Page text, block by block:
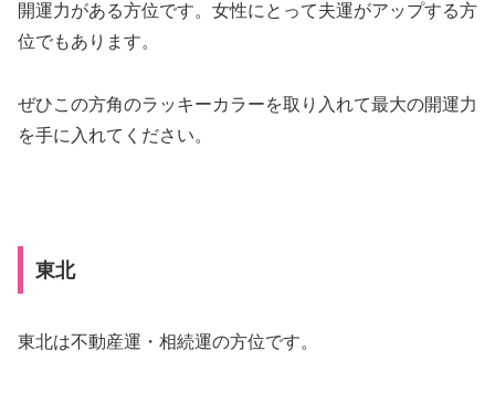
開運力がある方位です。女性にとって夫運がアップする方
位でもあります。
ぜひこの方角のラッキーカラーを取り入れて最大の開運力
を手に入れてください。
東北
東北は不動産運・相続運の方位です。